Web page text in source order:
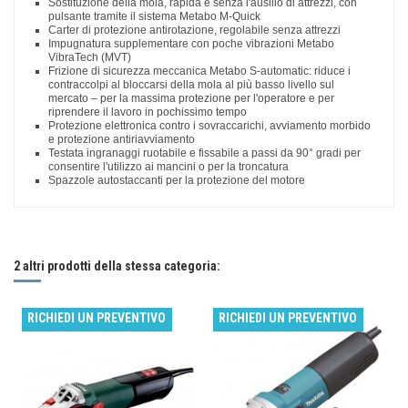
Sostituzione della mola, rapida e senza l'ausilio di attrezzi, con
pulsante tramite il sistema Metabo M-Quick
Carter di protezione antirotazione, regolabile senza attrezzi
Impugnatura supplementare con poche vibrazioni Metabo
VibraTech (MVT)
Frizione di sicurezza meccanica Metabo S-automatic: riduce i
contraccolpi al bloccarsi della mola al più basso livello sul
mercato – per la massima protezione per l'operatore e per
riprendere il lavoro in pochissimo tempo
Protezione elettronica contro i sovraccarichi, avviamento morbido
e protezione antiriavviamento
Testata ingranaggi ruotabile e fissabile a passi da 90° gradi per
consentire l'utilizzo ai mancini o per la troncatura
Spazzole autostaccanti per la protezione del motore
N. giri max. a vuoto: 2800 - 11000 /min.
Coppia: 3.5 Nm
Filettatura albero: M 14
Lunghezza cavo: 4 m.
Flangia di appoggio.
2 altri prodotti della stessa categoria:
RICHIEDI UN PREVENTIVO RICHIEDI UN PREVENTIVO